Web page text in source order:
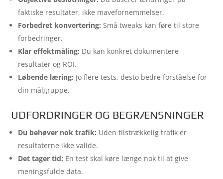
faktiske resultater, ikke mavefornemmelser.
Forbedret konvertering: Små tweaks kan føre til store
forbedringer.
Klar effektmåling: Du kan konkret dokumentere
resultater og ROI.
Løbende læring: Jo flere tests, desto bedre forståelse for
din målgruppe.
UDFORDRINGER OG BEGRÆNSNINGER
Du behøver nok trafik: Uden tilstrækkelig trafik er
resultaterne ikke valide.
Det tager tid: En test skal køre længe nok til at give
meningsfulde data.